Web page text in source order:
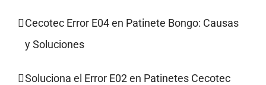
Cecotec Error E04 en Patinete Bongo: Causas
y Soluciones
Soluciona el Error E02 en Patinetes Cecotec